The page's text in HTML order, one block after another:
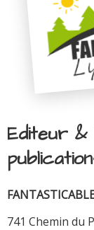
Editeur &
741 Chemin du